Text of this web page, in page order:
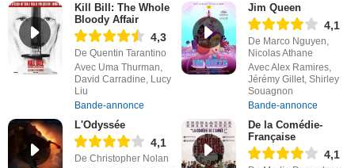
Kill Bill: The Whole
Bloody Affair
4,3
De Quentin Tarantino
Avec Uma Thurman,
David Carradine, Lucy
Liu
Bande-annonce
Jim Queen
4,1
De Marco Nguyen,
Nicolas Athane
Avec Alex Ramires,
Jérémy Gillet, Shirley
Souagnon
Bande-annonce
L'Odyssée
4,1
De Christopher Nolan
De la Comédie-
Française
4,1